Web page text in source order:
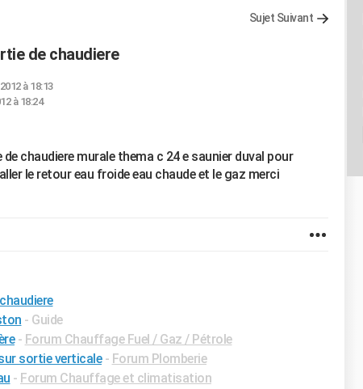
Sujet Suivant
de chaudiere
à 18:13
à 18:24
chaudiere murale thema c 24 e saunier duval pour
le retour eau froide eau chaude et le gaz merci
- Guide
- Forum Chauffage Fuel / Gaz / Pétrole
sortie verticale - Forum Plomberie
- Forum Chauffage et climatisation